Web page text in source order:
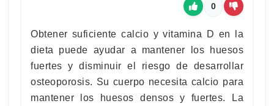
0
Obtener suficiente calcio y vitamina D en la
dieta puede ayudar a mantener los huesos
fuertes y disminuir el riesgo de desarrollar
osteoporosis. Su cuerpo necesita calcio para
mantener los huesos densos y fuertes. La